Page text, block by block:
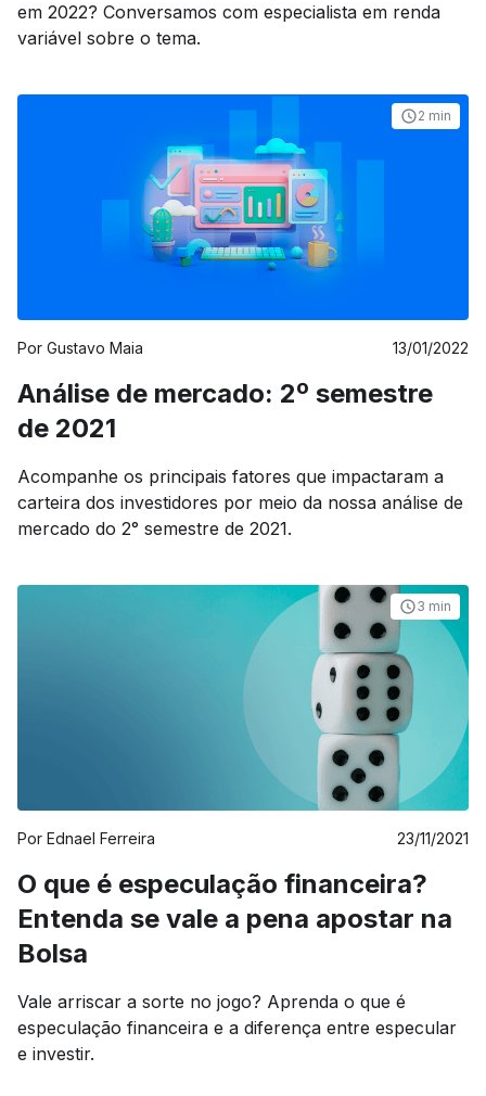
em 2022? Conversamos com especialista em renda
variável sobre o tema.
2 min
Por Gustavo Maia 13/01/2022
Análise de mercado: 2º semestre
de 2021
Acompanhe os principais fatores que impactaram a
carteira dos investidores por meio da nossa análise de
mercado do 2° semestre de 2021.
3 min
Por Ednael Ferreira 23/11/2021
O que é especulação financeira?
Entenda se vale a pena apostar na
Bolsa
Vale arriscar a sorte no jogo? Aprenda o que é
especulação financeira e a diferença entre especular
e investir.